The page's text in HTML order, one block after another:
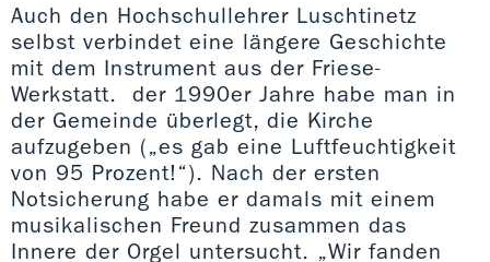
Auch den Hochschullehrer Luschtinetz
selbst verbindet eine längere Geschichte
mit dem Instrument aus der Friese-
Werkstatt. der 1990er Jahre habe man in
der Gemeinde überlegt, die Kirche
aufzugeben („es gab eine Luftfeuchtigkeit
von 95 Prozent!“). Nach der ersten
Notsicherung habe er damals mit einem
musikalischen Freund zusammen das
Innere der Orgel untersucht. „Wir fanden